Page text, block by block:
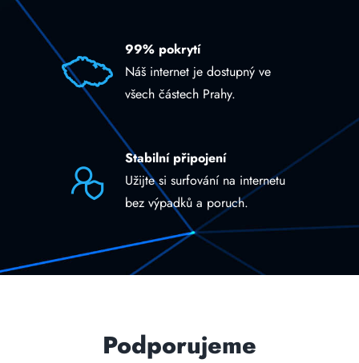
99% pokrytí
Náš internet je dostupný ve
všech částech Prahy.
Stabilní připojení
Užijte si surfování na internetu
bez výpadků a poruch.
Podporujeme